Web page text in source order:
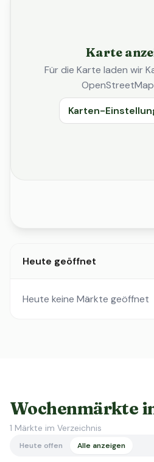
Karte
Für die Karte laden wir
Karten-
Heute geöffnet
Heute keine Märkte geöffnet
Wochenmärkte
1 Märkte im Verzeichnis
Heute offen Alle anzeigen